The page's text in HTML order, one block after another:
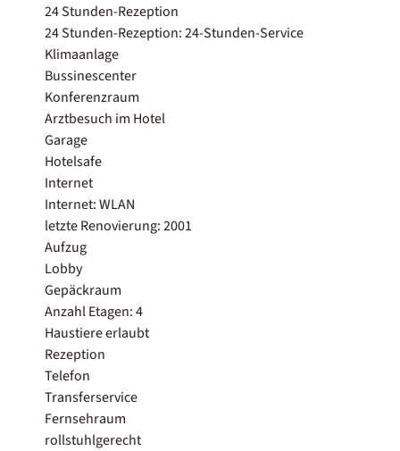
24 Stunden-Rezeption
24 Stunden-Rezeption: 24-Stunden-Service
Klimaanlage
Bussinescenter
Konferenzraum
Arztbesuch im Hotel
Garage
Hotelsafe
Internet
Internet: WLAN
letzte Renovierung: 2001
Aufzug
Lobby
Gepäckraum
Anzahl Etagen: 4
Haustiere erlaubt
Rezeption
Telefon
Transferservice
Fernsehraum
rollstuhlgerecht